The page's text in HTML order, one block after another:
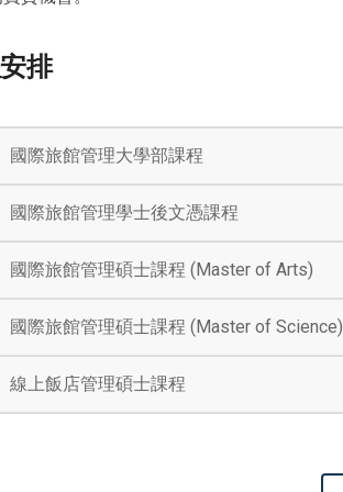
排
國際旅館管理大學部課程
國際旅館管理學士後文憑課程
國際旅館管理碩士課程 (Master of Arts)
國際旅館管理碩士課程 (Master of Science)
線上飯店管理碩士課程